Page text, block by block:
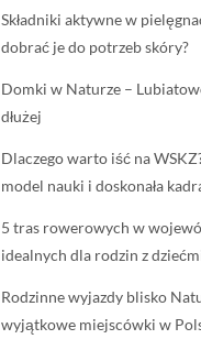
Składniki aktywne w
dobrać je do potrzeb skóry?
Domki w Naturze –
dłużej
Dlaczego warto iść na
model nauki i doskonała
5 tras rowerowych w
idealnych dla rodzin z
Rodzinne wyjazdy blisko
wyjątkowe miejscówki w